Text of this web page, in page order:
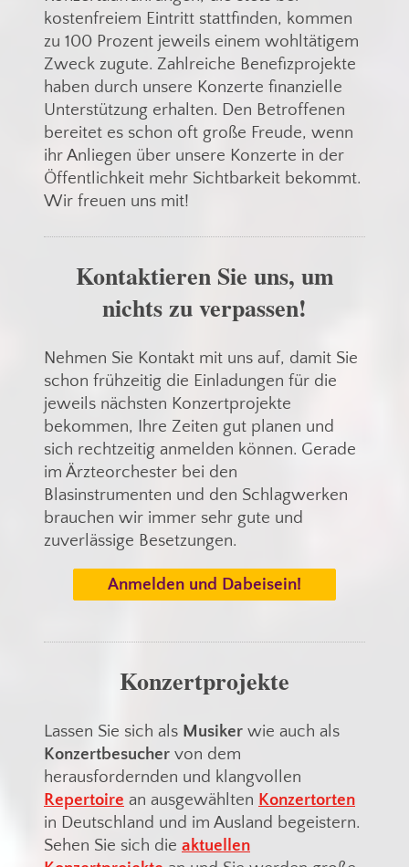
kostenfreiem Eintritt stattfinden, kommen
zu 100 Prozent jeweils einem wohltätigem
Zweck zugute. Zahlreiche Benefizprojekte
haben durch unsere Konzerte finanzielle
Unterstützung erhalten. Den Betroffenen
bereitet es schon oft große Freude, wenn
ihr Anliegen über unsere Konzerte in der
Öffentlichkeit mehr Sichtbarkeit bekommt.
Wir freuen uns mit!
Kontaktieren Sie uns, um
nichts zu verpassen!
Nehmen Sie Kontakt mit uns auf, damit Sie
schon frühzeitig die Einladungen für die
jeweils nächsten Konzertprojekte
bekommen, Ihre Zeiten gut planen und
sich rechtzeitig anmelden können. Gerade
im Ärzteorchester bei den
Blasinstrumenten und den Schlagwerken
brauchen wir immer sehr gute und
zuverlässige Besetzungen.
Anmelden und Dabeisein!
Konzertprojekte
Lassen Sie sich als Musiker wie auch als
Konzertbesucher von dem
herausfordernden und klangvollen
Repertoire an ausgewählten Konzertorten
in Deutschland und im Ausland begeistern.
Sehen Sie sich die aktuellen